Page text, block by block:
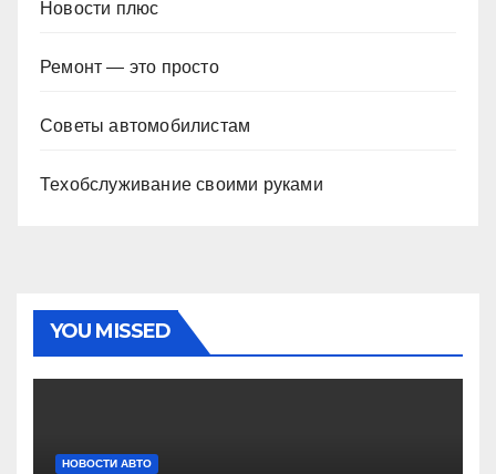
Новости плюс
Ремонт — это просто
Советы автомобилистам
Техобслуживание своими руками
YOU MISSED
НОВОСТИ АВТО